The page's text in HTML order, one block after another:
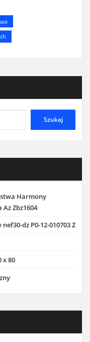
Szukaj
Harmony
Zbz1604
dz P0-12-010703 Z
x 80